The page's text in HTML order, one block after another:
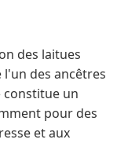
des laitues
des ancêtres
constitue un
pour des
et aux